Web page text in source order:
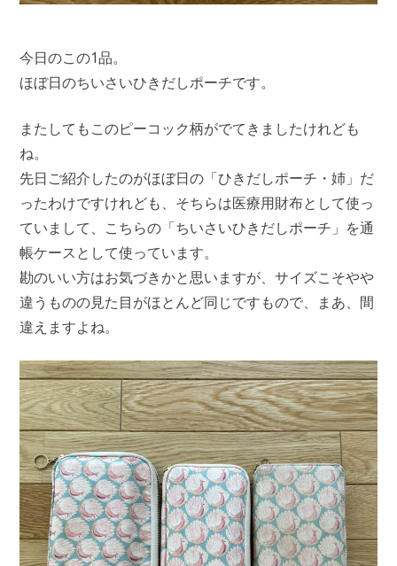
今日のこの1品。
ほぼ日のちいさいひきだしポーチです。
またしてもこのピーコック柄がでてきましたけれども
ね。
先日ご紹介したのがほぼ日の「ひきだしポーチ・姉」だ
ったわけですけれども、そちらは医療用財布として使っ
ていまして、こちらの「ちいさいひきだしポーチ」を通
帳ケースとして使っています。
勘のいい方はお気づきかと思いますが、サイズこそやや
違うものの見た目がほとんど同じですもので、まあ、間
違えますよね。